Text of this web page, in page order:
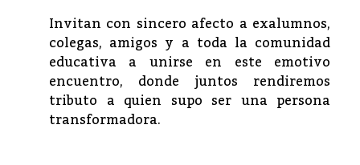
Invitan con sincero afecto a exalumnos,
colegas, amigos y a toda la comunidad
educativa a unirse en este emotivo
encuentro, donde juntos rendiremos
tributo a quien supo ser una persona
transformadora.